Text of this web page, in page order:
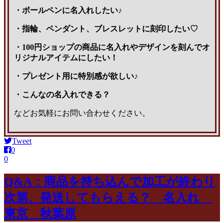
・ボールペンに名入れしたい♪
・指輪、ペンダント、ブレスレットに刻印したい♡
・100円ショップの商品に名入れやデザインを刻んでオ
リジナルアイテムにしたい！
・プレゼント用に特別感が欲しい♪
・こんなの名入れできる？
などお気軽にお問い合わせください。
Tweet
0
0
Q&A：商品を持ち込んで加工が終わり
次第、発送してもらえる？ 名入れ
東京 秋葉原